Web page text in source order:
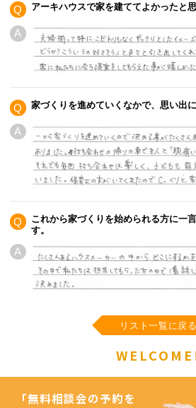
Q アーキハウスで家を建ててよかったと
A
Q 家づくりを進めていくなかで、思い出
A
Q
これから家づくりを始められる方に一
す。
A
リスト一覧に戻る
「無料相談会の予約を